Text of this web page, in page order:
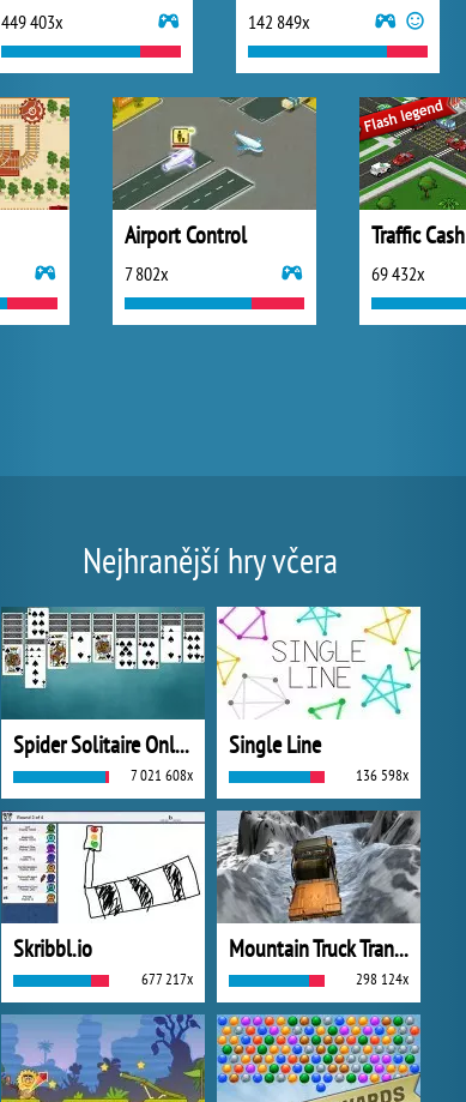
449 403x 142 849x
Airport Control
7 802x
Traffic Cash
69 432x
Nejhranější hry včera
Spider Solitaire Online
7 021 608x
Single Line
136 598x
Skribbl.io
677 217x
Mountain Truck Transport
298 124x